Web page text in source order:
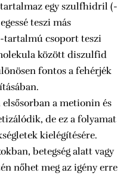
egy szulfhidril (-
teszi más
tartalmú csoport teszi
között diszulfid
fontos a fehérjék
a metionin és
de ez a folyamat
kielégítésére.
betegség alatt vagy
nőhet meg az igény erre